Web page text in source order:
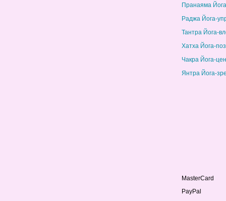
Пранаяма
Раджа Йога-
Тантра Йога-
Хатха Йога-
Чакра Йога-
Янтра Йога-
MasterCard
PayPal